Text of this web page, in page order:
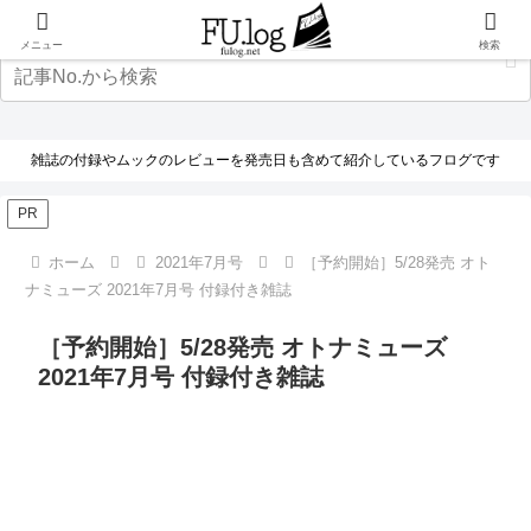
雑誌の付録やムックのレビューを発売日も含めて紹介しているフログです
PR
ホーム 2021年7月号
［予約開始］5/28発売 オト
ナミューズ 2021年7月号 付録付き雑誌
［予約開始］5/28発売 オトナミューズ
2021年7月号 付録付き雑誌
メニュー 検索